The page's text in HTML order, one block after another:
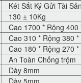
Két Sắt Ký Gửi Tài
130 ± 10Kg
Cao 1700 * Rộng
Cao 310 * Rộng 380
Cao 180 * Rộng 270
An Toàn Chống trộm
Dày 8mm